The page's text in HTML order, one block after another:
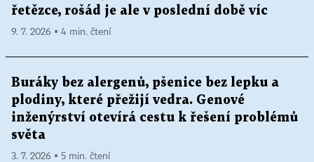
řetězce, rošád je ale v poslední době víc
9. 7. 2026 ▪ 4 min. čtení
Buráky bez alergenů, pšenice bez lepku a
plodiny, které přežijí vedra. Genové
inženýrství otevírá cestu k řešení problémů
světa
3. 7. 2026 ▪ 5 min. čtení